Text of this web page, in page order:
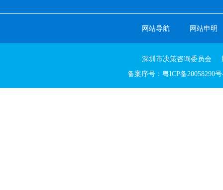
网站导航 网站申明
深圳市决策咨询委员会
备案序号：粤ICP备20058290